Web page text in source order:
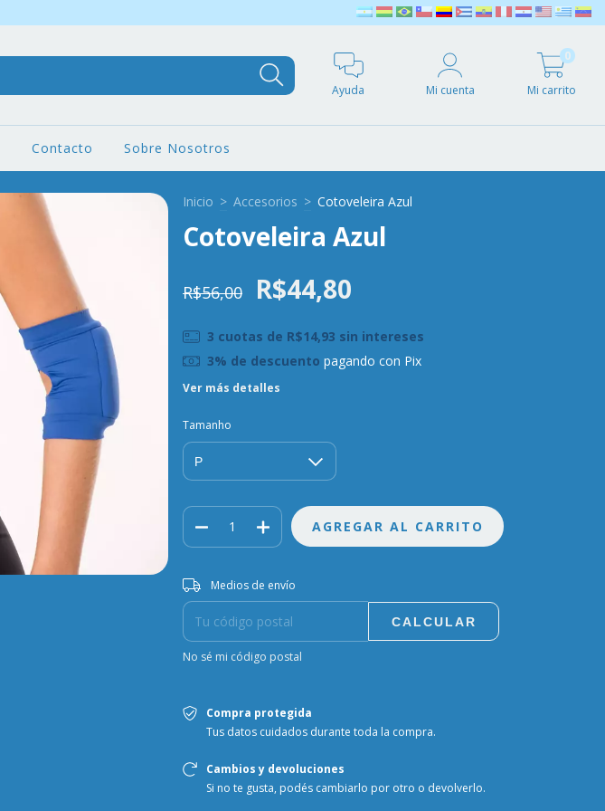
Ayuda Mi cuenta Mi carrito
0
Contacto Sobre Nosotros
Inicio > Accesorios > Cotoveleira Azul
Cotoveleira Azul
R$56,00 R$44,80
3 cuotas de R$14,93 sin intereses
3% de descuento pagando con Pix
Ver más detalles
Tamanho
Entregas para el CP:
Medios de envío
CALCULAR
No sé mi código postal
Compra protegida
Tus datos cuidados durante toda la compra.
Cambios y devoluciones
Si no te gusta, podés cambiarlo por otro o devolverlo.